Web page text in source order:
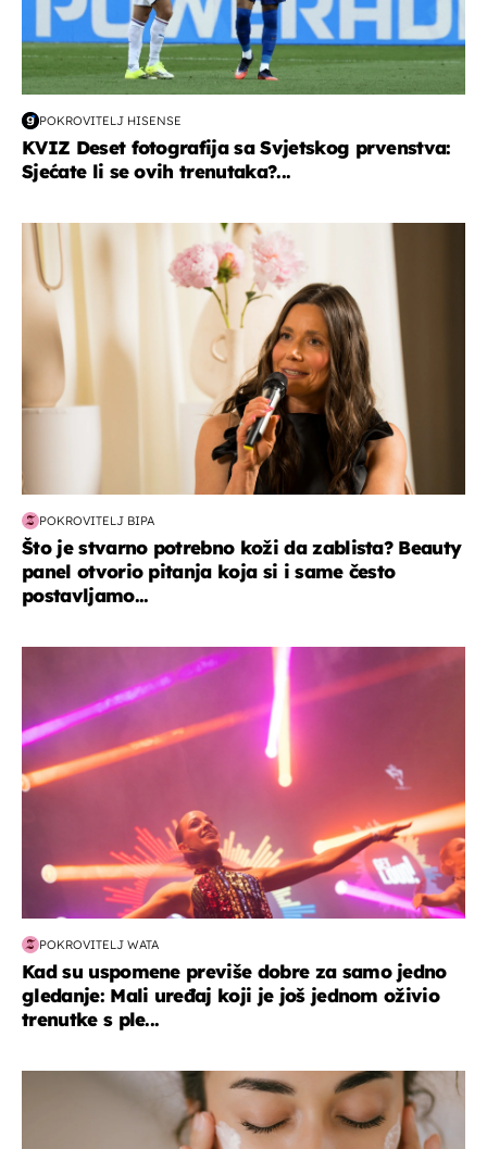
POKROVITELJ HISENSE
KVIZ Deset fotografija sa Svjetskog prvenstva:
Sjećate li se ovih trenutaka?...
moda & ljepota
POKROVITELJ BIPA
Što je stvarno potrebno koži da zablista? Beauty
panel otvorio pitanja koja si i same često
postavljamo...
POKROVITELJ WATA
Kad su uspomene previše dobre za samo jedno
gledanje: Mali uređaj koji je još jednom oživio
trenutke s ple...
moda & ljepota